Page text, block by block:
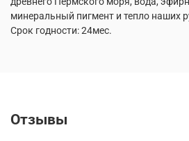
минеральный пигмент и тепло наших
Срок годности: 24мес.
Отзывы